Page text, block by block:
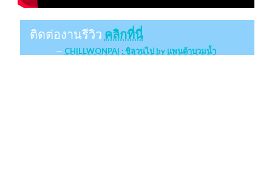
ติดต่องานรีวิว คลิกที่นี่
CHILLWONPAI : ชิลวนไป by แพนด้าบวมน้ำ